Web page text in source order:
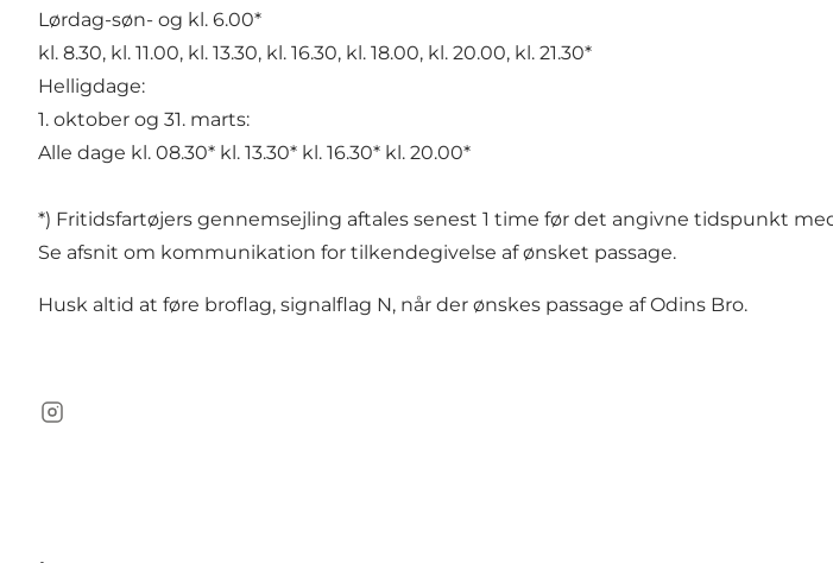
Lørdag-søn- og kl. 6.00*
kl. 8.30, kl. 11.00, kl. 13.30, kl. 16.30, kl. 18.00, kl. 20.00, kl. 21.30*
Helligdage:
1. oktober og 31. marts:
Alle dage kl. 08.30* kl. 13.30* kl. 16.30* kl. 20.00*
*) Fritidsfartøjers gennemsejling aftales senest 1 time før det angivne tidspunkt
Se afsnit om kommunikation for tilkendegivelse af ønsket passage.
Husk altid at føre broflag, signalflag N, når der ønskes passage af Odins Bro.
Instagram